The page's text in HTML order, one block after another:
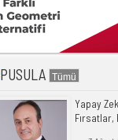
PUSULA
Yapay
Fırsatlar,